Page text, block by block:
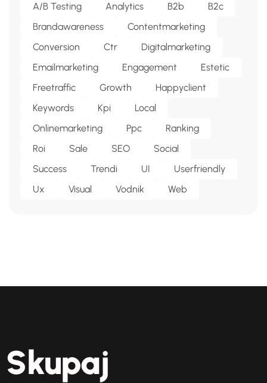
A/b Testing Analytics B2b
B2c
Brandawareness
Contentmarketing
Conversion
Ctr
Digitalmarketing
Emailmarketing
Engagement
Estetic
Freetraffic
Growth
Happyclient
Keywords
Kpi
Local
Onlinemarketing
Ppc
Ranking
Roi
Sale SEO
Social
Success
Trendi UI
Userfriendly
Ux
Visual Vodnik Web
Skupaj